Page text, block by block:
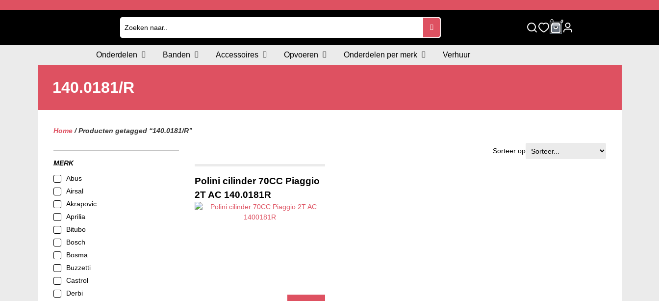
0 0
Onderdelen Banden Accessoires Opvoeren Onderdelen per merk Verhuur
140.0181/R
Home/ Producten getagged “140.0181/R”
MERK
Abus
Airsal
Akrapovic
Aprilia
Bitubo
Bosch
Bosma
Buzzetti
Castrol
Derbi
Sorteer op
Polini cilinder 70CC Piaggio
2T AC 140.0181R